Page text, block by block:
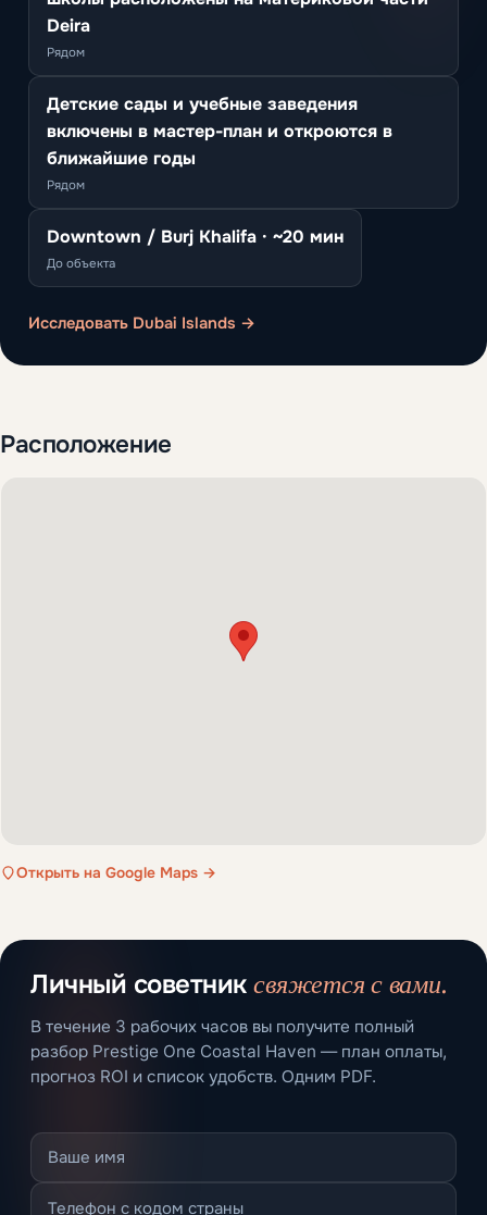
Deira
Рядом
Детские сады и учебные заведения
включены в мастер-план и откроются в
ближайшие годы
Рядом
Downtown / Burj Khalifa · ~20 мин
До объекта
Исследовать Dubai Islands →
Расположение
Открыть на Google Maps →
Личный советниксвяжется с вами.
В течение 3 рабочих часов вы получите полный
разбор Prestige One Coastal Haven — план оплаты,
прогноз ROI и список удобств. Одним PDF.